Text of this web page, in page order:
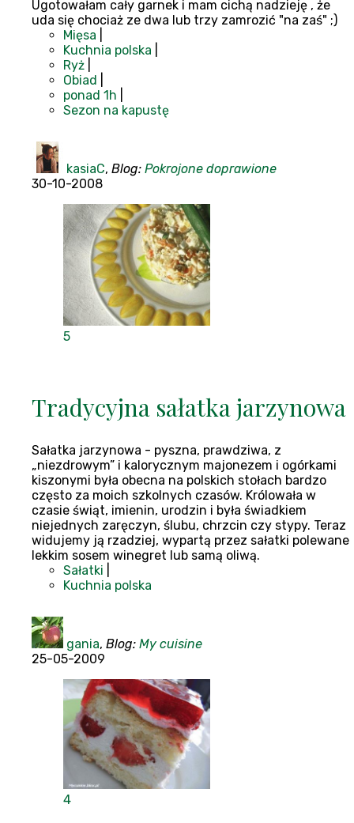
Ugotowałam cały garnek i mam cichą nadzieję , że
uda się chociaż ze dwa lub trzy zamrozić "na zaś" ;)
Mięsa
Kuchnia polska
Ryż
Obiad
ponad 1h
Sezon na kapustę
kasiaC, Blog: Pokrojone doprawione
30-10-2008
5
Tradycyjna sałatka jarzynowa
Sałatka jarzynowa - pyszna, prawdziwa, z
„niezdrowym” i kalorycznym majonezem i ogórkami
kiszonymi była obecna na polskich stołach bardzo
często za moich szkolnych czasów. Królowała w
czasie świąt, imienin, urodzin i była świadkiem
niejednych zaręczyn, ślubu, chrzcin czy stypy. Teraz
widujemy ją rzadziej, wypartą przez sałatki polewane
lekkim sosem winegret lub samą oliwą.
Sałatki
Kuchnia polska
gania, Blog: My cuisine
25-05-2009
4